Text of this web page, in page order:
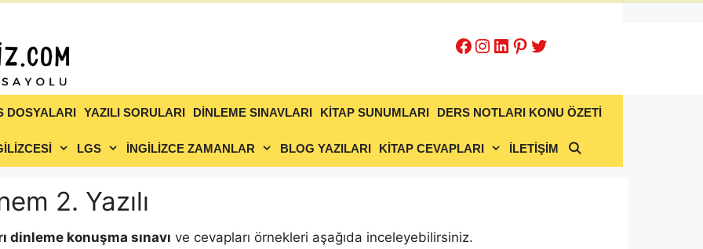
Facebook
Instagram
LinkedIn
Pinterest
Twitter
DOSYALARI YAZILI SORULARI DİNLEME SINAVLARI KİTAP SUNUMLARI DERS NOTLARI KONU ÖZETİ
LGS İNGİLİZCE ZAMANLAR BLOG YAZILARI KİTAP CEVAPLARI İLETİŞİM
2. Yazılı
dinleme konuşma sınavı ve cevapları örnekleri aşağıda inceleyebilirsiniz.